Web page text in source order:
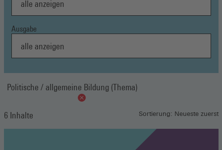
Ausgabe
Politische / allgemeine Bildung (Thema)
6 Inhalte Sortierung: Neueste zuerst